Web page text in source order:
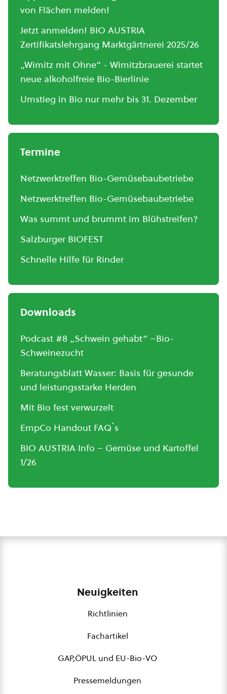
von Flächen melden!
Jetzt anmelden! BIO AUSTRIA
Zertifikatslehrgang Marktgärtnerei 2025/26
„Wimitz mit Ohne“ - Wimitzbrauerei startet
neue alkoholfreie Bio-Bierlinie
Umstieg in Bio nur mehr bis 31. Dezember
Termine
Netzwerktreffen Bio-Gemüsebaubetriebe
Netzwerktreffen Bio-Gemüsebaubetriebe
Was summt und brummt im Blühstreifen?
Salzburger BIOFEST
Schnelle Hilfe für Rinder
Downloads
Podcast #8 „Schwein gehabt“ –Bio-
Schweinezucht
Beratungsblatt Wasser: Basis für gesunde
und leistungsstarke Herden
Mit Bio fest verwurzelt
EmpCo Handout FAQ`s
BIO AUSTRIA Info – Gemüse und Kartoffel
1/26
Neuigkeiten
Richtlinien
Fachartikel
GAP,ÖPUL und EU-Bio-VO
Pressemeldungen